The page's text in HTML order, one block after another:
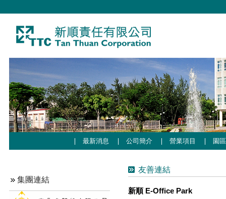
最新消息 公司簡介 營業項目 園
集團連結
友善連結
新順 E-Office Park